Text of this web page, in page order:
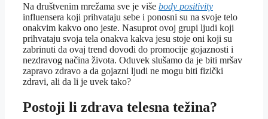
Na društvenim mrežama sve je više body positivity
influensera koji prihvataju sebe i ponosni su na svoje telo
onakvim kakvo ono jeste. Nasuprot ovoj grupi ljudi koji
prihvataju svoja tela onakva kakva jesu stoje oni koji su
zabrinuti da ovaj trend dovodi do promocije gojaznosti i
nezdravog načina života. Oduvek slušamo da je biti mršav
zapravo zdravo a da gojazni ljudi ne mogu biti fizički
zdravi, ali da li je uvek tako?
Postoji li zdrava telesna težina?